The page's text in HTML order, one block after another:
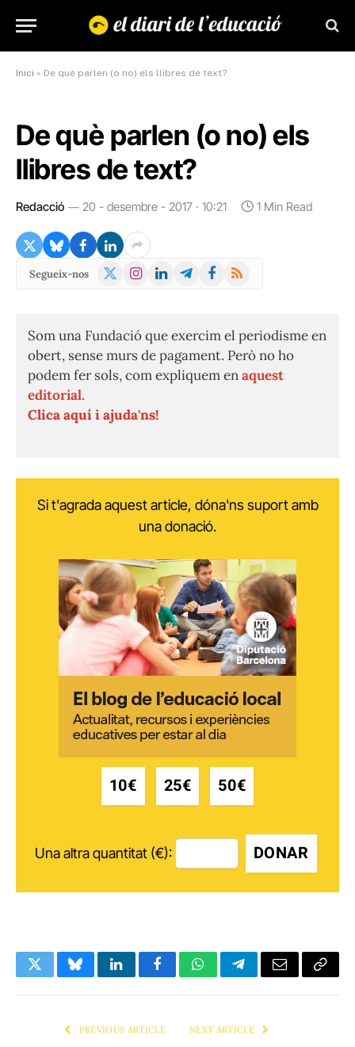
Inici » De què parlen (o no) els llibres de text?
De què parlen (o no) els
llibres de text?
Redacció 20 - desembre - 2017 · 10:21 1 Min Read
Segueix-nos
X
Instagram
LinkedInTelegramFacebook
RSS
Som una Fundació que exercim el periodisme en
obert, sense murs de pagament. Però no ho
podem fer sols, com expliquem enaquest
editorial.
Clica aquí i ajuda'ns!
Si t'agrada aquest article, dóna'ns suport amb
una donació.
10€ 25€ 50€
Una altra quantitat (€): DONAR
TwitterBlueskyLinkedInFacebookWhatsAppTelegramEmail Copy
PREVIOUS ARTICLE NEXT ARTICLE